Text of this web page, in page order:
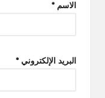
الاسم *
البريد الإلكتروني *